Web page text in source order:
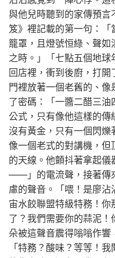
與他兒時聽到的家傳預
笈》裡記載的第一句：
籠罩，且燈號恒綠、聲如
之時。」「七點五個地
回店裡，衝到後廚，打
門裡放著一個老舊的、
了密碼：「一醬二醋三
公式，只有像他這樣的
沒有黃金，只有一個閃爍
像一個老式的對講機，
的天線。他顫抖著拿起
——」的電流聲，接著傳
慮的聲音。「喂！是廖
宙水餃聯盟特級特務！
了？我們需要你的蒜泥
朵被這聲音震得嗡嗡作響
「特務？酸味？等等！